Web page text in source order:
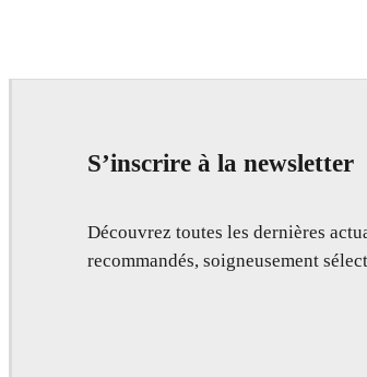
S’inscrire à la newsletter
Découvrez toutes les dernières
recommandés, soigneusement